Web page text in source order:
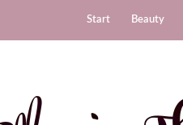
Start Beauty